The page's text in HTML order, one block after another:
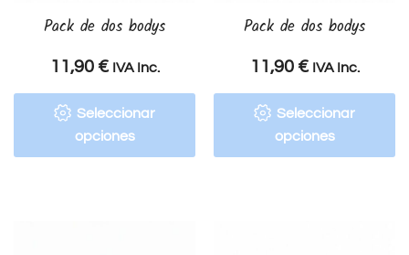
Pack de dos bodys
11,90 € IVA Inc.
Seleccionar
opciones
Pack de dos bodys
11,90 € IVA Inc.
Seleccionar
opciones